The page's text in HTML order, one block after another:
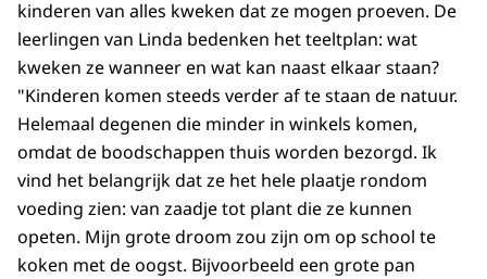
kinderen van alles kweken dat ze mogen proeven. De
leerlingen van Linda bedenken het teeltplan: wat
kweken ze wanneer en wat kan naast elkaar staan?
"Kinderen komen steeds verder af te staan de natuur.
Helemaal degenen die minder in winkels komen,
omdat de boodschappen thuis worden bezorgd. Ik
vind het belangrijk dat ze het hele plaatje rondom
voeding zien: van zaadje tot plant die ze kunnen
opeten. Mijn grote droom zou zijn om op school te
koken met de oogst. Bijvoorbeeld een grote pan